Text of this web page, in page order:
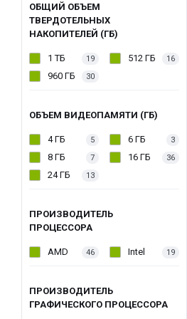
ОБЩИЙ ОБЪЕМ
ТВЕРДОТЕЛЬНЫХ
НАКОПИТЕЛЕЙ (ГБ)
1 ТБ 19 512 ГБ 16
960 ГБ 30
ОБЪЕМ ВИДЕОПАМЯТИ (ГБ)
4 ГБ 5 6 ГБ 3
8 ГБ 7 16 ГБ 36
24 ГБ 13
ПРОИЗВОДИТЕЛЬ
ПРОЦЕССОРА
AMD 46 Intel 19
ПРОИЗВОДИТЕЛЬ
ГРАФИЧЕСКОГО ПРОЦЕССОРА